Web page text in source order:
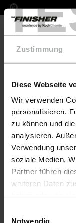
Zustimmung
Diese Webseite
Wir verwenden
personalisieren,
zu können und
analysieren.
Verwendung
soziale Medien,
Partner führen
weiteren Daten
Einstellungen zu
Notwendig
Leather